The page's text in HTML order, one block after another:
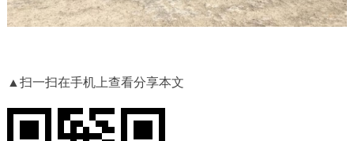
▲扫一扫在手机上查看分享本文